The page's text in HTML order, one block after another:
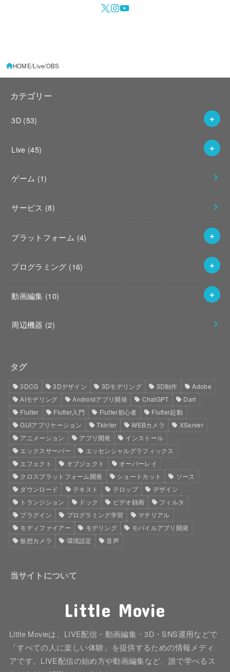
HOME Live OBS
カテゴリー
3D (53)
Live (45)
ゲーム (1)
サービス (8)
プラットフォーム (4)
プログラミング (16)
動画編集 (10)
周辺機器 (2)
タグ
3DCG 3Dデザイン 3Dモデリング 3D制作
Adobe
AIモデリング
Androidアプリ開発 ChatGPT
Dart
Flutter
Flutter入門 Flutter初心者
Flutter起動
GUIアプリケーション
Tkinter WEBカメラ
XServer
アニメーション
アプリ開発
インストール
エックスサーバー
エッセンシャルグラフィックス
エフェクト
オブジェクト
オーバーレイ
クロスプラットフォーム開発
ショートカット
ソース
ダウンロード
テキスト テロップ
デザイン
トランジション
ドック ビデオ録画
フィルタ
プラグイン
プログラミング学習
マテリアル
モディファイアー
モデリング
モバイルアプリ開発
仮想カメラ
環境設定 音声
当サイトについて
Little Movie
Little Movieは、LIVE配信・動画編集・3D・SNS運用などで
「すべての人に楽しい体験」を提供するための情報メディ
アです。LIVE配信の始め方や動画編集など、誰で学べるス